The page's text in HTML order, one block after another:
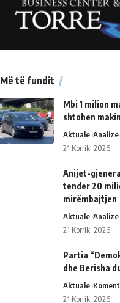
Më të fundit
Mbi 1 milion
shtohen
Aktuale Analize
21 Korrik, 2026
Anijet-
tender 20
mirëmbajtjen
Aktuale Analize
21 Korrik, 2026
Partia
dhe Berisha
Aktuale Koment
21 Korrik, 2026